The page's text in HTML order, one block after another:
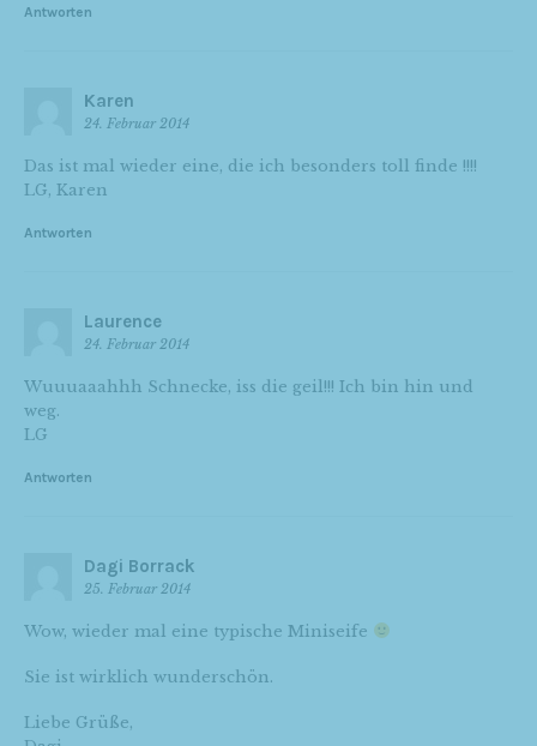
Antworten
Karen
24. Februar 2014
Das ist mal wieder eine, die ich besonders toll finde !!!!
LG, Karen
Antworten
Laurence
24. Februar 2014
Wuuuaaahhh Schnecke, iss die geil!!! Ich bin hin und
weg.
LG
Antworten
Dagi Borrack
25. Februar 2014
Wow, wieder mal eine typische Miniseife
Sie ist wirklich wunderschön.
Liebe Grüße,